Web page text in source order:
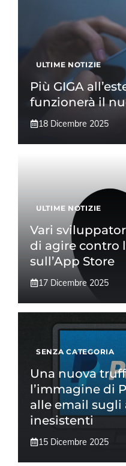
ULTIME NOTIZIE
Più GIGA
funzionerà il
18 Dicembre 2025
ULTIME NOTIZIE
Vari
di agire contro
sull’App Store
17 Dicembre 2025
SENZA CATEGORIA
Una nuova
l’immagine di
alle email sugli
inesistenti
15 Dicembre 2025